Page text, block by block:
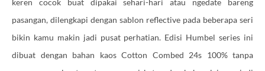
keren cocok buat dipakai sehari-hari atau ngedate bareng
pasangan, dilengkapi dengan sablon reflective pada beberapa seri
bikin kamu makin jadi pusat perhatian. Edisi Humbel series ini
dibuat dengan bahan kaos Cotton Combed 24s 100% tanpa